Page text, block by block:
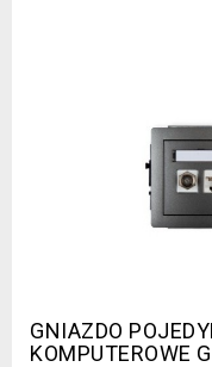
GNIAZDO
KOMPUTEROWE